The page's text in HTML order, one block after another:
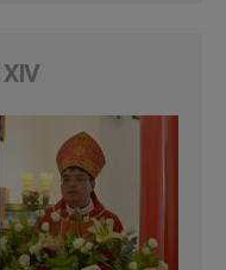
XIV